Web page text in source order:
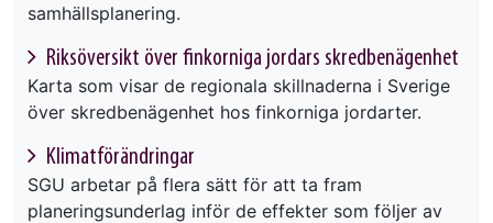
samhällsplanering.
Riksöversikt över finkorniga jordars skredbenägenhet
Karta som visar de regionala skillnaderna i Sverige
över skredbenägenhet hos finkorniga jordarter.
Klimatförändringar
SGU arbetar på flera sätt för att ta fram
planeringsunderlag inför de effekter som följer av